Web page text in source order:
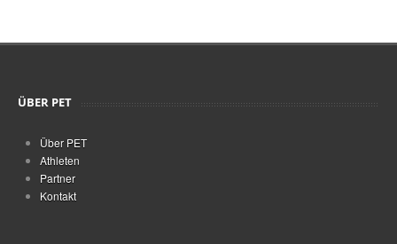
ÜBER PET
Über PET
Athleten
Partner
Kontakt